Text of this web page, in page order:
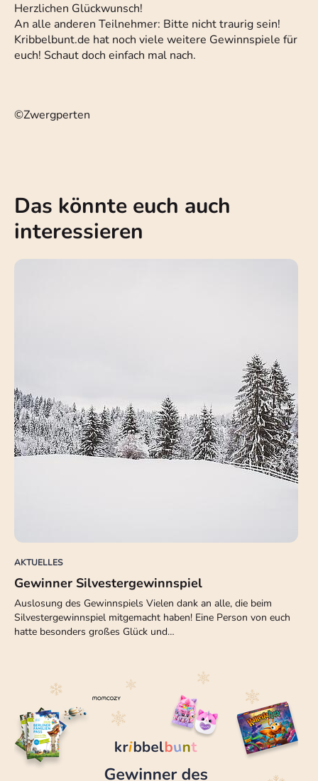
Herzlichen Glückwunsch!
An alle anderen Teilnehmer: Bitte nicht traurig sein!
Kribbelbunt.de hat noch viele weitere Gewinnspiele für
euch! Schaut doch einfach mal nach.
©Zwergperten
Das könnte euch auch
interessieren
AKTUELLES
Gewinner Silvestergewinnspiel
Auslosung des Gewinnspiels Vielen dank an alle, die beim
Silvestergewinnspiel mitgemacht haben! Eine Person von euch
hatte besonders großes Glück und…